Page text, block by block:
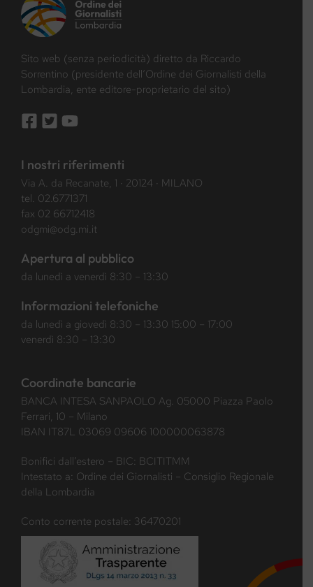
Sito web (senza periodicità) diretto da Riccardo
Sorrentino (presidente dell’Ordine dei Giornalisti della
Lombardia, ente editore-proprietario del sito)
I nostri riferimenti
Via A. da Recanate, 1 · 20124 · MILANO
tel. 02.6771371
fax 02 66712418
odgmi@odg.mi.it
Apertura al pubblico
da lunedì a venerdì 8:30 – 13:30
Informazioni telefoniche
da lunedì a giovedì 8:30 – 13:30 15:00 – 17:00
venerdì 8:30 – 13:30
Coordinate bancarie
BANCA INTESA SANPAOLO Ag. 05000 Piazza Paolo
Ferrari, 10 – Milano
IBAN IT87L 03069 09606 100000063878
Bonifici dall’estero – BIC: BCITITMM
Intestato a: Ordine dei Giornalisti – Consiglio Regionale
della Lombardia
Conto corrente postale: 36470201